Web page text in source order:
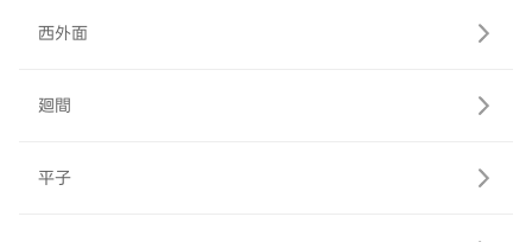
西外面
廻間
平子